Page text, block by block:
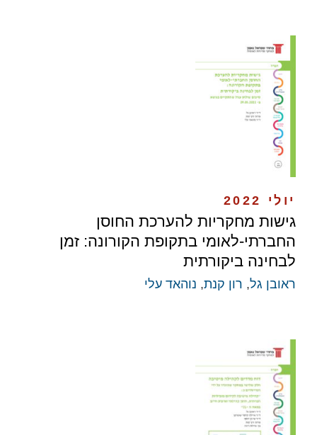
יולי 2022
גישות מחקריות להערכת החוסן
החברתי-לאומי בתקופת הקורונה: זמן
לבחינה ביקורתית
ראובן גל, רון קנת, נוהאד עלי